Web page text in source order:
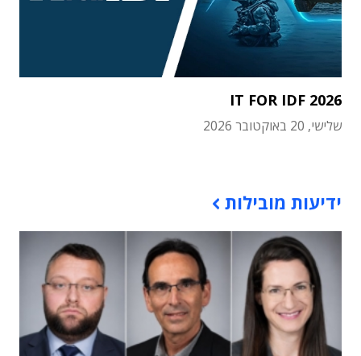
IT FOR IDF 2026
שלישי, 20 באוקטובר 2026
ידיעות מובילות